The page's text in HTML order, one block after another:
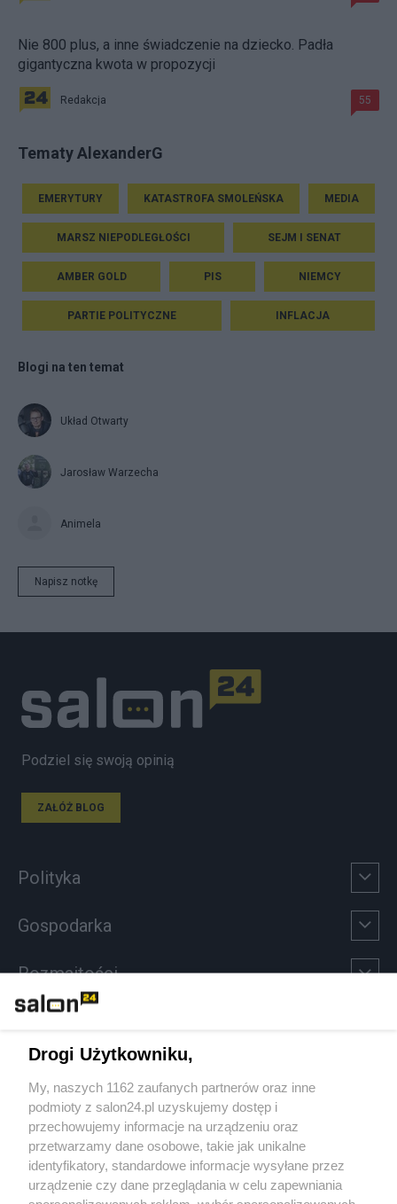
Nie 800 plus, a inne świadczenie na dziecko. Padła
gigantyczna kwota w propozycji
Redakcja 55
Tematy AlexanderG
EMERYTURY KATASTROFA SMOLEŃSKA MEDIA
MARSZ NIEPODLEGŁOŚCI SEJM I SENAT
AMBER GOLD PIS NIEMCY
PARTIE POLITYCZNE INFLACJA
Blogi na ten temat
Układ Otwarty
Jarosław Warzecha
Animela
Napisz notkę
Podziel się swoją opinią
ZAŁÓŻ BLOG
Polityka
Gospodarka
Rozmaitości
Sport
Społeczeństwo
Kultura
Drogi Użytkowniku,
My, naszych 1162 zaufanych partnerów oraz inne
podmioty z salon24.pl uzyskujemy dostęp i
przechowujemy informacje na urządzeniu oraz
przetwarzamy dane osobowe, takie jak unikalne
identyfikatory, standardowe informacje wysyłane przez
urządzenie czy dane przeglądania w celu zapewniania